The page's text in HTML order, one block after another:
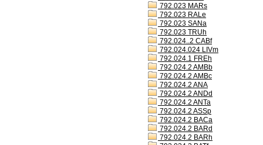
792.023 MARs
792.023 RALe
792.023 SANa
792.023 TRUh
792.024..2 CABf
792.024.024 LIVm
792.024.1 FREh
792.024.2 AMBb
792.024.2 AMBc
792.024.2 ANA
792.024.2 ANDd
792.024.2 ANTa
792.024.2 ASSp
792.024.2 BACa
792.024.2 BARd
792.024.2 BARh